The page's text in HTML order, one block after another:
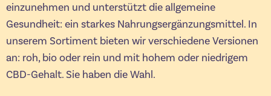
einzunehmen und unterstützt die allgemeine
Gesundheit: ein starkes Nahrungsergänzungsmittel. In
unserem Sortiment bieten wir verschiedene Versionen
an: roh, bio oder rein und mit hohem oder niedrigem
CBD-Gehalt. Sie haben die Wahl.